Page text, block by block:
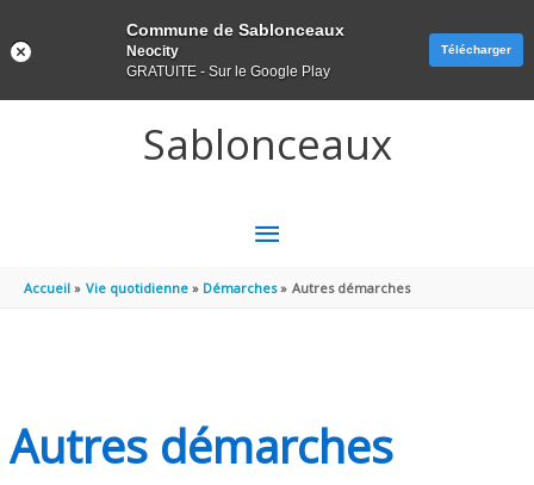
Sablonceaux
MENU
PRINCIPAL
Accueil Vie quotidienne Démarches Autres démarches
Autres démarches
Commune de Sablonceaux
Neocity
GRATUITE - Sur le Google Play
Télécharger